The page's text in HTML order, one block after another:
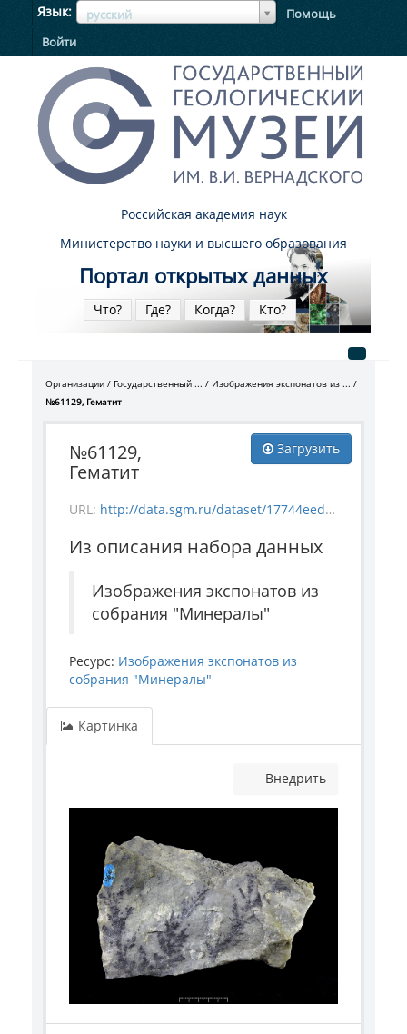
Язык русский
ЯзыкЯзык
Помощь
Войти
Российская академия наук
Министерство науки и высшего образования
Портал открытых данных
Что? Где? Когда? Кто?
Организации Государственный ...
Изображения экспонатов из ...
№61129, Гематит
Загрузить
№61129,
Гематит
URL: http://data.sgm.ru/dataset/17744eed-27fa-4a9a-bc72-4e657fa570af/resource/bf281f66-2d4d-4115-8f74-70dd697a2027/download/mineral_61129.jpg
Из описания набора данных
Изображения экспонатов из
собрания "Минералы"
Ресурс: Изображения экспонатов из
собрания "Минералы"
Картинка
Внедрить